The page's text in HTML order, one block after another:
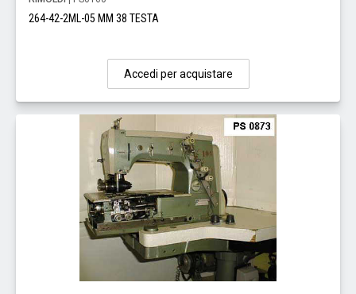
264-42-2ML-05 MM 38 TESTA
Accedi per acquistare